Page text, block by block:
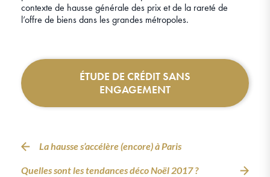
contexte de hausse générale des prix et de la rareté de
l’offre de biens dans les grandes métropoles.
ÉTUDE DE CRÉDIT SANS
ENGAGEMENT
La hausse s’accélère (encore) à Paris
Quelles sont les tendances déco Noël 2017 ?